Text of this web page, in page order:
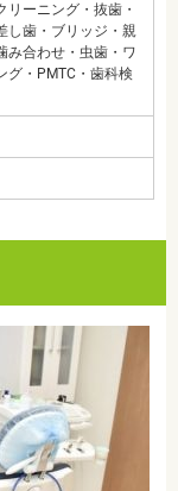
ーニング・抜歯・
し歯・ブリッジ・親
み合わせ・虫歯・ワ
グ・PMTC・歯科検